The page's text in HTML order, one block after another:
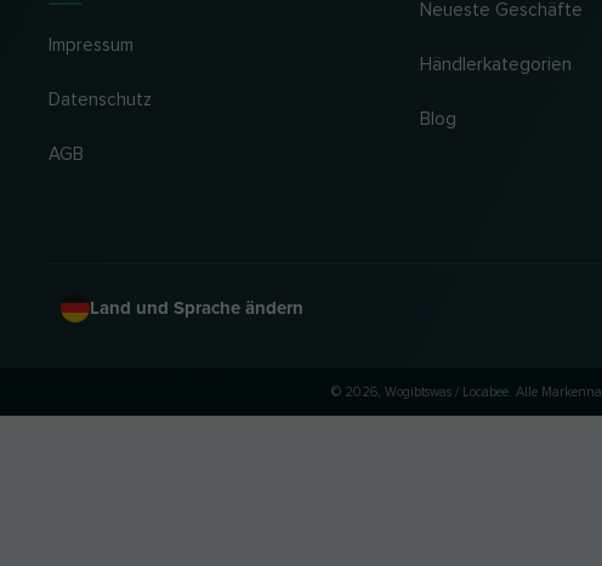
Impressum
Datenschutz
AGB
Neueste Geschäfte
Händlerkategorien
Blog
Land und Sprache ändern
© 2026, Wogibtswas / Locabee. Alle